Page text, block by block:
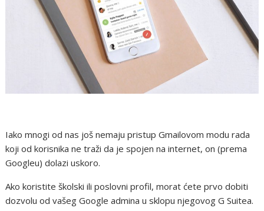
Iako mnogi od nas još nemaju pristup Gmailovom modu rada
koji od korisnika ne traži da je spojen na internet, on (prema
Googleu) dolazi uskoro.
Ako koristite školski ili poslovni profil, morat ćete prvo dobiti
dozvolu od vašeg Google admina u sklopu njegovog G Suitea.